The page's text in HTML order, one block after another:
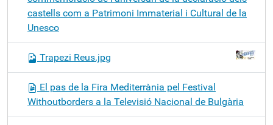
castells com a Patrimoni Immaterial i Cultural de la
Unesco
Trapezi Reus.jpg
El pas de la Fira Mediterrània pel Festival
Withoutborders a la Televisió Nacional de Bulgària